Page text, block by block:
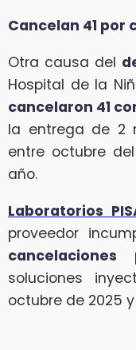
Cancelan 41
Otra causa del
Hospital de la
cancelaron 41
la entrega de 2
entre octubre
año.
Laboratorios
proveedor
cancelaciones
soluciones
octubre de 2025